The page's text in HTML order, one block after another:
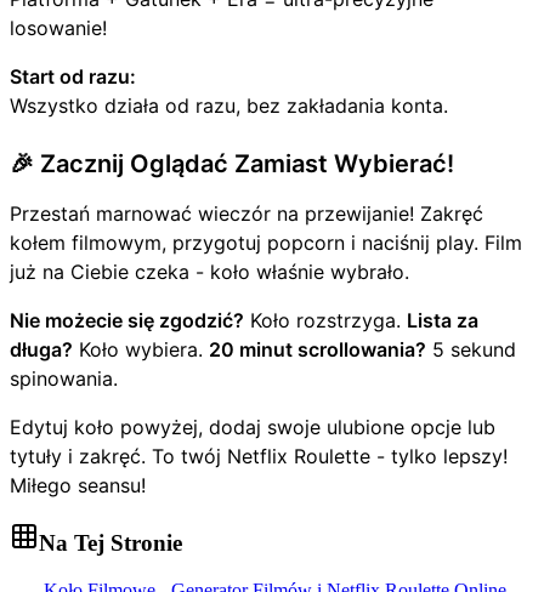
losowanie!
Start od razu:
Wszystko działa od razu, bez zakładania konta.
🎉 Zacznij Oglądać Zamiast Wybierać!
Przestań marnować wieczór na przewijanie! Zakręć
kołem filmowym, przygotuj popcorn i naciśnij play. Film
już na Ciebie czeka - koło właśnie wybrało.
Nie możecie się zgodzić? Koło rozstrzyga. Lista za
długa? Koło wybiera. 20 minut scrollowania? 5 sekund
spinowania.
Edytuj koło powyżej, dodaj swoje ulubione opcje lub
tytuły i zakręć. To twój Netflix Roulette - tylko lepszy!
Miłego seansu!
Na Tej Stronie